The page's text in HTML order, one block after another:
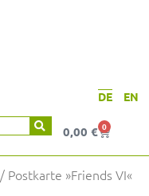
DE
EN
0,00 € 0
/ Postkarte »Friends VI«